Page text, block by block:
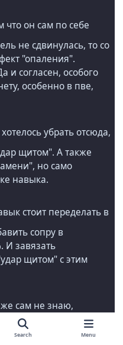
что он сам по себе
не сдвинулась, то со
"опаления".
и согласен, особого
особенно в пве,
убрать отсюда,
щитом". А также
но само
навыка.
стоит переделать в
сопру в
И завязать
щитом" с этим
сам не знаю,
пользовался. Пусть
и думали
Search Menu